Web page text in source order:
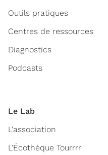
Outils pratiques
Centres de ressources
Diagnostics
Podcasts
Le Lab
L'association
L'Écothèque Tourrrr